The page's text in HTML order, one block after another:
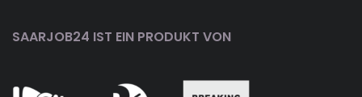
SAARJOB24 IST EIN PRODUKT VON